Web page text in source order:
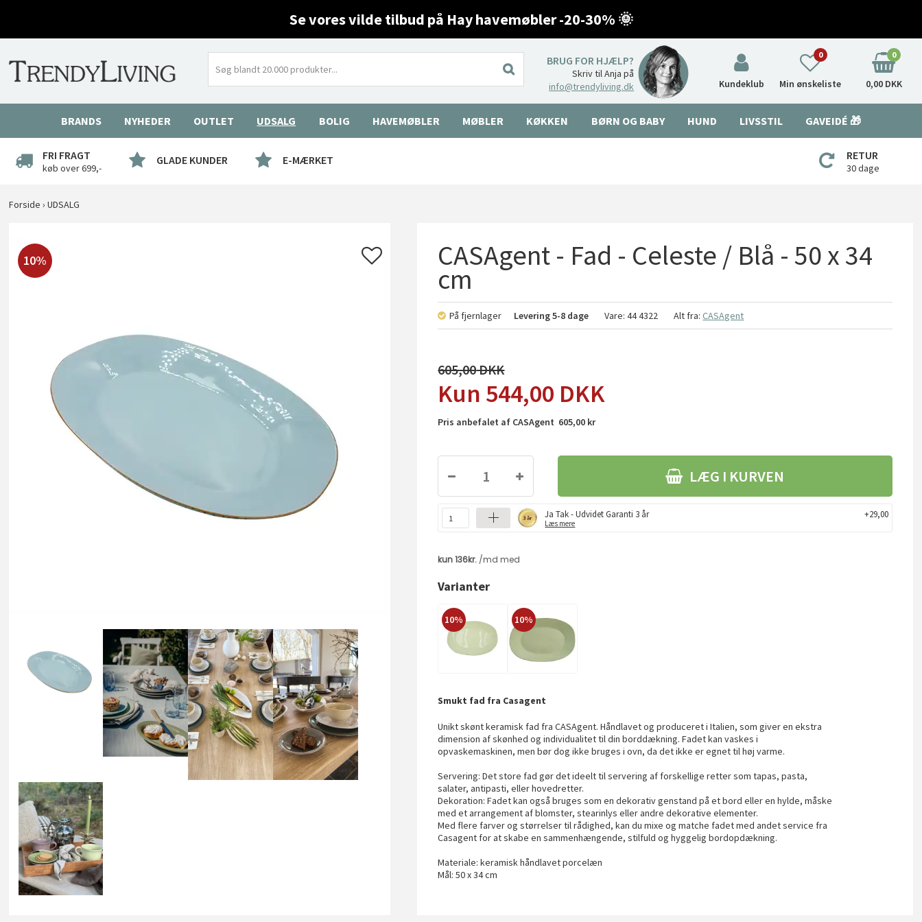
Se vores vilde tilbud på Hay havemøbler -20-30% 🌞
BRUG FOR HJÆLP?
Skriv til Anja på
info@trendyliving.dk
Kundeklub Min ønskeliste
0 0
0,00 DKK
BRANDS NYHEDER OUTLET UDSALG BOLIG HAVEMØBLER MØBLER KØKKEN BØRN OG BABY HUND LIVSSTIL GAVEIDÉ 🎁
FRI FRAGT
køb over 699,-
GLADE KUNDER E-MÆRKET RETUR
30 dage
Forside ›UDSALG
10% CASAgent - Fad - Celeste / Blå - 50 x 34
cm
På fjernlager Levering5-8 dage Vare:44 4322 Alt fra:CASAgent
605,00
544,00 DKK
Pris anbefalet af CASAgent 605,00 kr
LÆG I KURVEN
Ja Tak - Udvidet Garanti 3 år
Læs mere
+29,00
Varianter
10% 10%
Smukt fad fra Casagent
Unikt skønt keramisk fad fra CASAgent. Håndlavet og produceret i Italien, som giver en ekstra
dimension af skønhed og individualitet til din borddækning. Fadet kan vaskes i
opvaskemaskinen, men bør dog ikke bruges i ovn, da det ikke er egnet til høj varme.
Servering: Det store fad gør det ideelt til servering af forskellige retter som tapas, pasta,
salater, antipasti, eller hovedretter.
Dekoration: Fadet kan også bruges som en dekorativ genstand på et bord eller en hylde, måske
med et arrangement af blomster, stearinlys eller andre dekorative elementer.
Med flere farver og størrelser til rådighed, kan du mixe og matche fadet med andet service fra
Casagent for at skabe en sammenhængende, stilfuld og hyggelig bordopdækning.
Materiale: keramisk håndlavet porcelæn
Mål: 50 x 34 cm